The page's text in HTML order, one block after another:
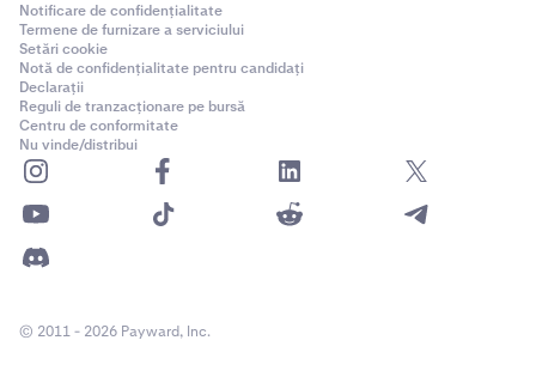
Notificare de confidențialitate
Termene de furnizare a serviciului
Setări cookie
Notă de confidențialitate pentru candidați
Declarații
Reguli de tranzacționare pe bursă
Centru de conformitate
Nu vinde/distribui
© 2011 - 2026 Payward, Inc.